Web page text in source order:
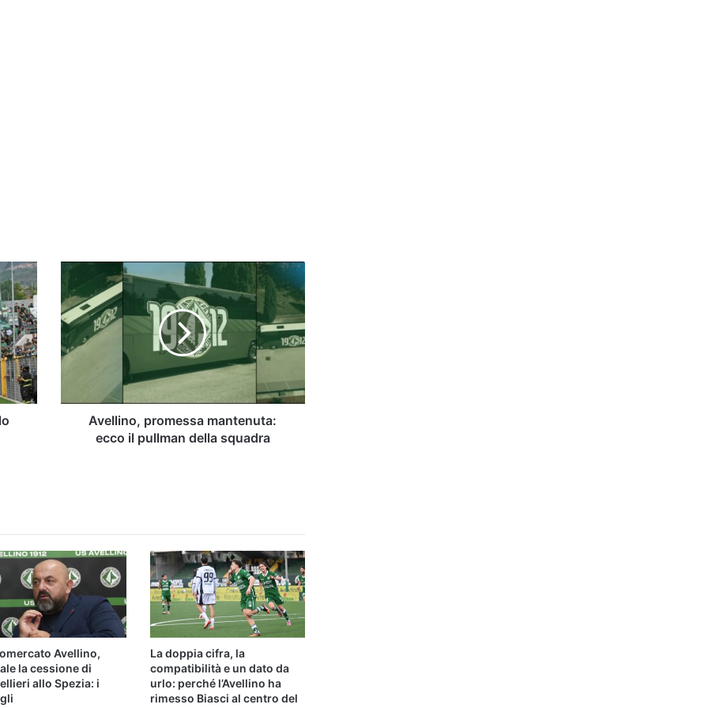
Avellino,
promessa
mantenuta:
ecco
pullman
Avellino, promessa mantenuta:
ecco il pullman della squadra
Avellino,
la cessione di
allo Spezia: i
La doppia cifra, la
compatibilità e un dato da
urlo: perché l’Avellino ha
rimesso Biasci al centro del